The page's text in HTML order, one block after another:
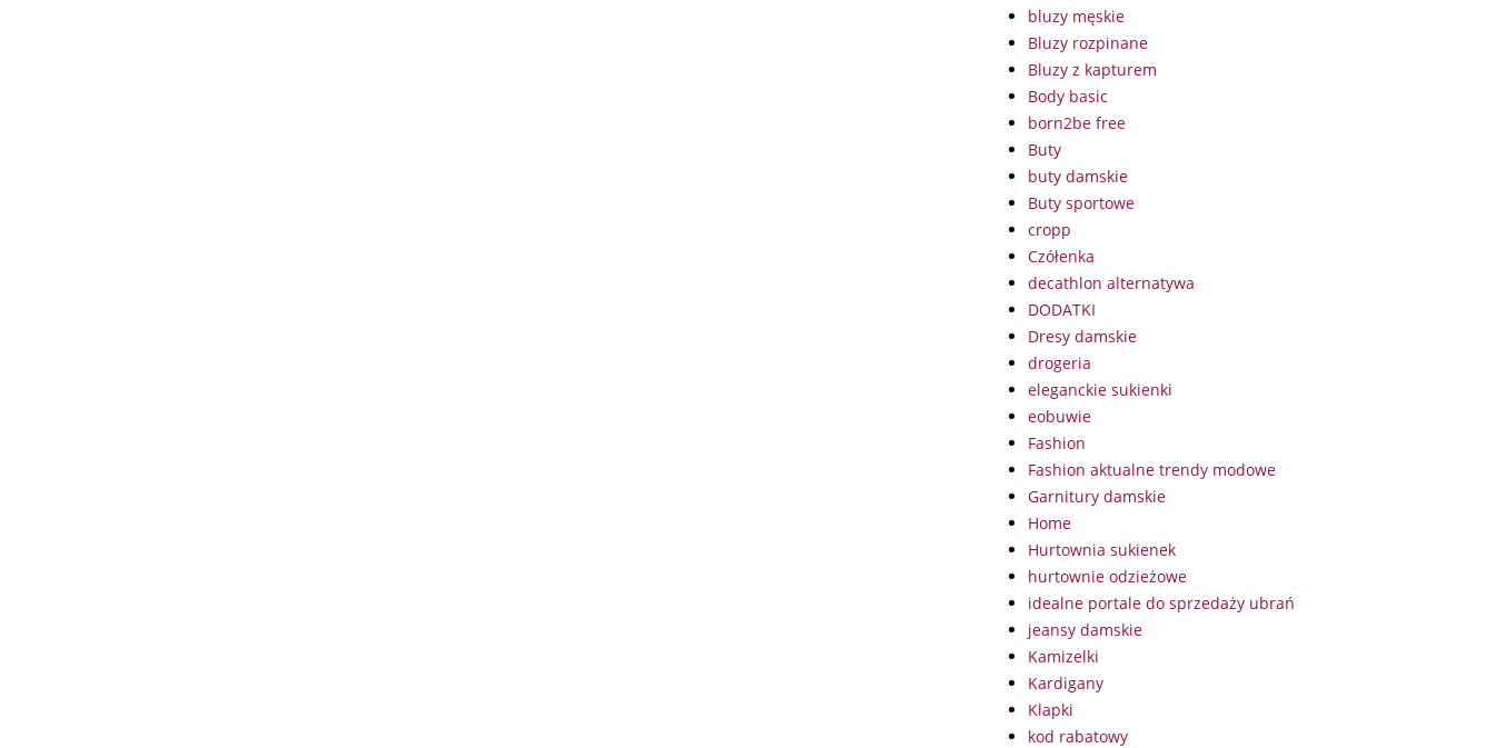
bluzy męskie
Bluzy rozpinane
Bluzy z kapturem
Body basic
born2be free
Buty
buty damskie
Buty sportowe
cropp
Czółenka
decathlon alternatywa
DODATKI
Dresy damskie
drogeria
eleganckie sukienki
eobuwie
Fashion
Fashion aktualne trendy modowe
Garnitury damskie
Home
Hurtownia sukienek
hurtownie odzieżowe
idealne portale do sprzedaży ubrań
jeansy damskie
Kamizelki
Kardigany
Klapki
kod rabatowy